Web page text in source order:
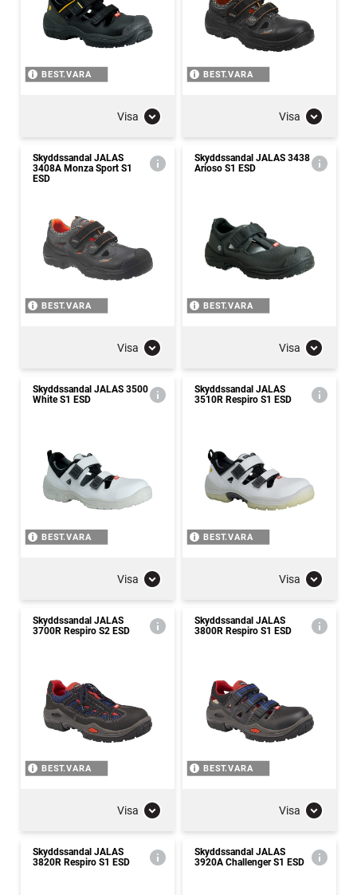
BEST.VARA
Visa
BEST.VARA
Visa
Skyddssandal JALAS
3408A Monza Sport S1
ESD
BEST.VARA
Visa
Skyddssandal JALAS 3438
Arioso S1 ESD
BEST.VARA
Visa
Skyddssandal JALAS 3500
White S1 ESD
BEST.VARA
Visa
Skyddssandal JALAS
3510R Respiro S1 ESD
BEST.VARA
Visa
Skyddssandal JALAS
3700R Respiro S2 ESD
BEST.VARA
Visa
Skyddssandal JALAS
3800R Respiro S1 ESD
BEST.VARA
Visa
Skyddssandal JALAS
3820R Respiro S1 ESD
Skyddssandal JALAS
3920A Challenger S1 ESD